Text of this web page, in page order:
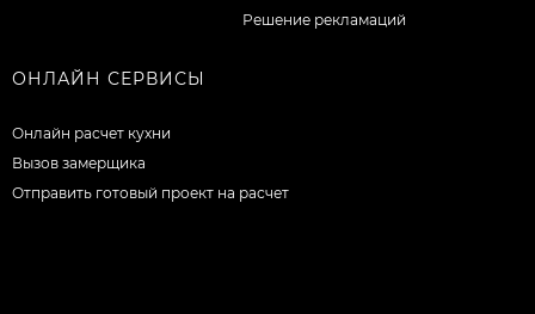
Решение рекламаций
ОНЛАЙН СЕРВИСЫ
Онлайн расчет кухни
Вызов замерщика
Отправить готовый проект на расчет